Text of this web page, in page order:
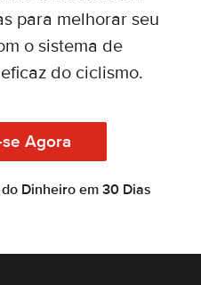
para melhorar seu
o sistema de
do ciclismo.
Agora
Dinheiro em 30 Dias